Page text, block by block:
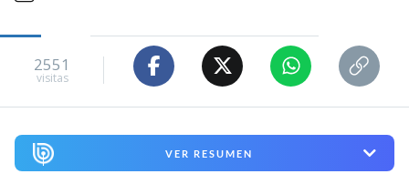
2551
visitas
VER RESUMEN